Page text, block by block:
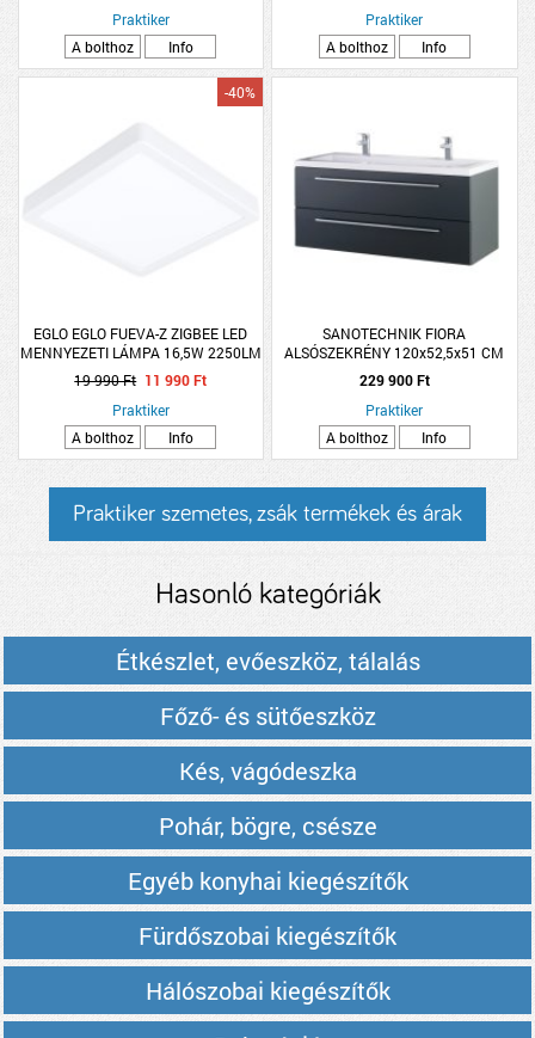
Praktiker
A bolthoz
Info
Praktiker
A bolthoz
Info
EGLO EGLO FUEVA-Z ZIGBEE LED
MENNYEZETI LÁMPA 16,5W 2250LM
2700-6500K IP44 DIMMELHETŐ
21X21CM
-40%
19 990 Ft 11 990 Ft
Praktiker
A bolthoz
Info
SANOTECHNIK FIORA
ALSÓSZEKRÉNY 120x52,5x51 CM
229 900 Ft
Praktiker
A bolthoz
Info
Praktiker szemetes, zsák termékek és árak
Hasonló kategóriák
Étkészlet, evőeszköz, tálalás
Főző- és sütőeszköz
Kés, vágódeszka
Pohár, bögre, csésze
Egyéb konyhai kiegészítők
Fürdőszobai kiegészítők
Hálószobai kiegészítők